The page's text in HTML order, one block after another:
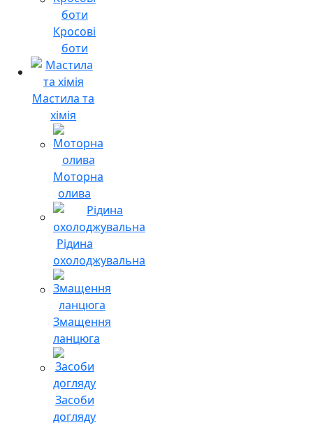
Кросові
боти
Мастила та
хімія
Моторна
олива
Рідина
охолоджувальна
Змащення
ланцюга
Засоби
догляду